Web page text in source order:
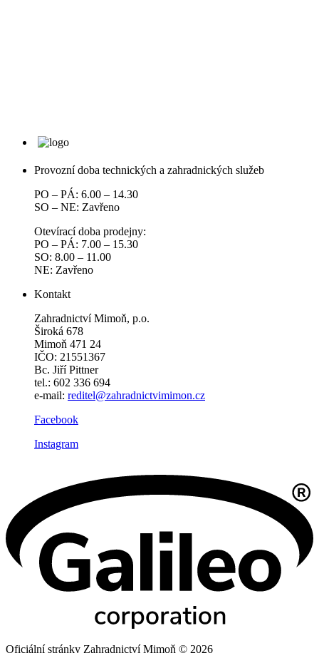
Provozní doba technických a zahradnických služeb
PO – PÁ: 6.00 – 14.30
SO – NE: Zavřeno
Otevírací doba prodejny:
PO – PÁ: 7.00 – 15.30
SO: 8.00 – 11.00
NE: Zavřeno
Kontakt
Zahradnictví Mimoň, p.o.
Široká 678
Mimoň 471 24
IČO: 21551367
Bc. Jiří Pittner
tel.: 602 336 694
e-mail: reditel@zahradnictvimimon.cz
Facebook
Instagram
Oficiální stránky Zahradnictví Mimoň © 2026